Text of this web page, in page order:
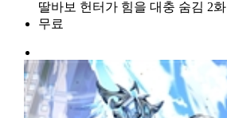
딸바보 헌터가 힘을 대충 숨김 2화
무료